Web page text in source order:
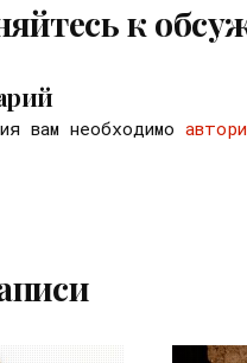
к
вам необходимо